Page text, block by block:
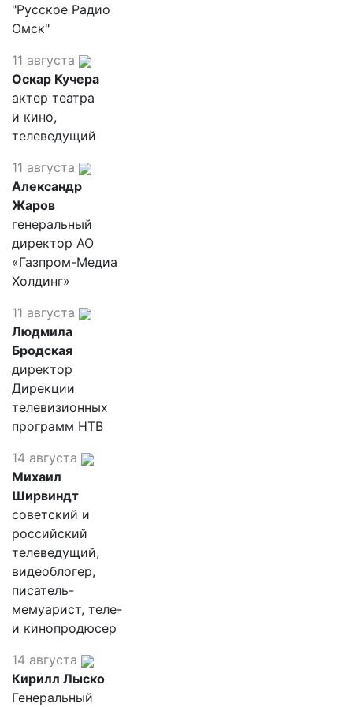
"Русское Радио
Омск"
11 августа
Оскар Кучера
актер театра
и кино,
телеведущий
11 августа
Александр
Жаров
генеральный
директор АО
«Газпром-Медиа
Холдинг»
11 августа
Людмила
Бродская
директор
Дирекции
телевизионных
программ НТВ
14 августа
Михаил
Ширвиндт
советский и
российский
телеведущий,
видеоблогер,
писатель-
мемуарист, теле-
и кинопродюсер
14 августа
Кирилл Лыско
Генеральный